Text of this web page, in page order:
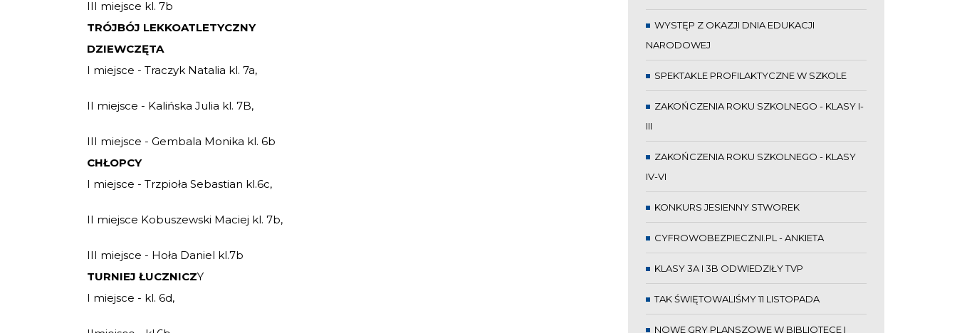
III miejsce kl. 7b
TRÓJBÓJ LEKKOATLETYCZNY
DZIEWCZĘTA
I miejsce - Traczyk Natalia kl. 7a,
II miejsce - Kalińska Julia kl. 7B,
III miejsce - Gembala Monika kl. 6b
CHŁOPCY
I miejsce - Trzpioła Sebastian kl.6c,
II miejsce Kobuszewski Maciej kl. 7b,
III miejsce - Hoła Daniel kl.7b
TURNIEJ ŁUCZNICZY
I miejsce - kl. 6d,
WYSTĘP Z OKAZJI DNIA EDUKACJI
NARODOWEJ
SPEKTAKLE PROFILAKTYCZNE W SZKOLE
ZAKOŃCZENIA ROKU SZKOLNEGO - KLASY I-
III
ZAKOŃCZENIA ROKU SZKOLNEGO - KLASY
IV-VI
KONKURS JESIENNY STWOREK
CYFROWOBEZPIECZNI.PL - ANKIETA
KLASY 3A I 3B ODWIEDZIŁY TVP
TAK ŚWIĘTOWALIŚMY 11 LISTOPADA
NOWE GRY PLANSZOWE W BIBLIOTECE I